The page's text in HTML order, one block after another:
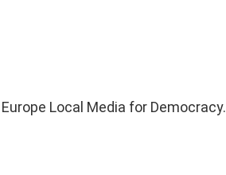
Local Media for Democracy.